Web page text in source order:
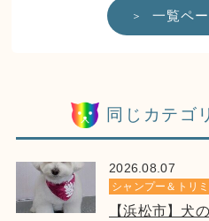
一覧ペ
同じカテゴ
2026.08.07
シャンプー＆トリ
【浜松市】犬